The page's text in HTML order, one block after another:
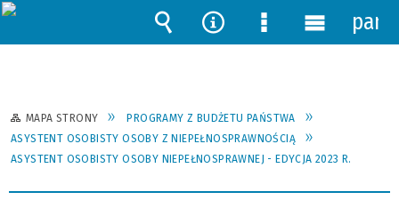
MAPA STRONY
PROGRAMY Z BUDŻETU PAŃSTWA
ASYSTENT OSOBISTY OSOBY Z NIEPEŁNOSPRAWNOŚCIĄ
ASYSTENT OSOBISTY OSOBY NIEPEŁNOSPRAWNEJ - EDYCJA 2023 R.
Wyszukiwarka
Narzędzia
MenuMenu